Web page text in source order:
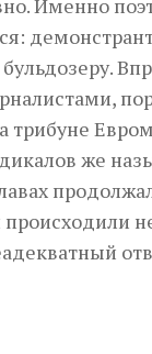
Именно
трибуне
же